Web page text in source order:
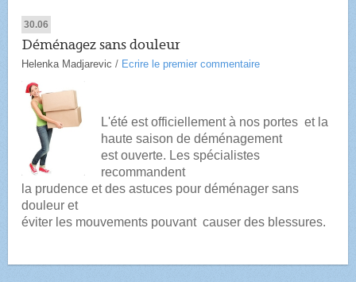
30.06
Déménagez sans douleur
Helenka Madjarevic / Ecrire le premier commentaire
L'été est officiellement à nos porteset la
haute saison de déménagement
estouverte. Les spécialistes
recommandent
la prudence et des astuces pour déménager sans
douleur et
éviter les mouvements pouvantcauser des blessures.